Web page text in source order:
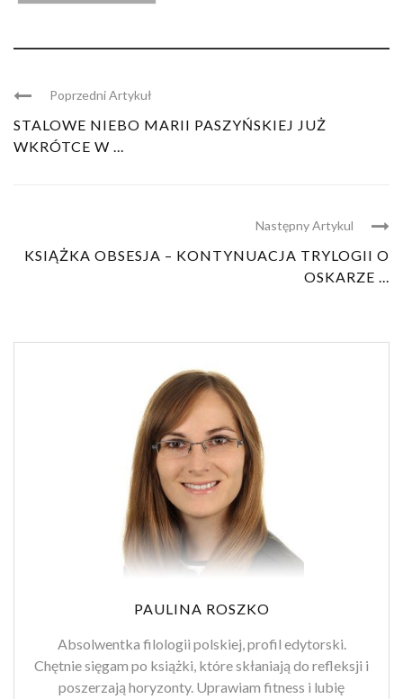
Poprzedni Artykuł
STALOWE NIEBO MARII PASZYŃSKIEJ JUŻ
WKRÓTCE W ...
Następny Artykul
KSIĄŻKA OBSESJA – KONTYNUACJA TRYLOGII O
OSKARZE ...
PAULINA ROSZKO
Absolwentka filologii polskiej, profil edytorski.
Chętnie sięgam po książki, które skłaniają do refleksji i
poszerzają horyzonty. Uprawiam fitness i lubię